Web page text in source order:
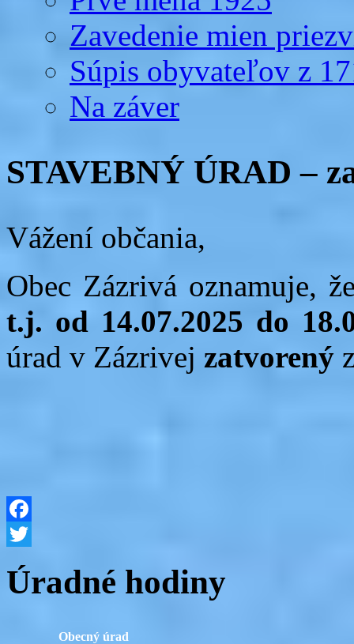
Zavedenie mien
Súpis obyvateľov z
Na záver
STAVEBNÝ ÚRAD –
Vážení občania,
Obec Zázrivá oznamuje,
t.j. od 14.07.2025 do
úrad v Zázrivej zatvorený
Facebook
Úradné hodiny
Obecný úrad